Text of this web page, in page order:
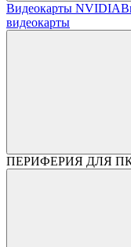
Видеокарты NVIDIA
видеокарты
ПЕРИФЕРИЯ ДЛЯ